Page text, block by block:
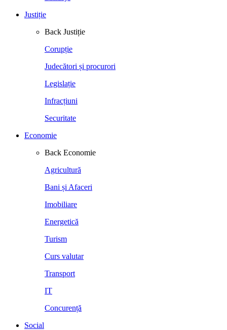
Justiție
Back Justiție
Corupție
Judecători și procurori
Legislație
Infracțiuni
Securitate
Economie
Back Economie
Agricultură
Bani și Afaceri
Imobiliare
Energetică
Turism
Curs valutar
Transport
IT
Concurență
Social